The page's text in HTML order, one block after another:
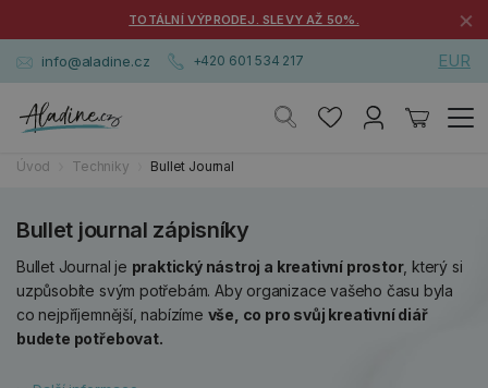
TOTÁLNÍ VÝPRODEJ. SLEVY AŽ 50%. ×
info@aladine.cz +420 601 534 217 EUR
Úvod Techniky Bullet Journal
Bullet journal zápisníky
Bullet Journal je praktický nástroj a kreativní prostor, který si
uzpůsobíte svým potřebám. Aby organizace vašeho času byla
co nejpříjemnější, nabízíme vše, co pro svůj kreativní diář
budete potřebovat.